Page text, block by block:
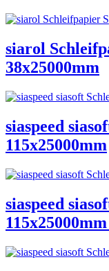
siarol
38x25000mm
siaspeed
115x25000mm
siaspeed